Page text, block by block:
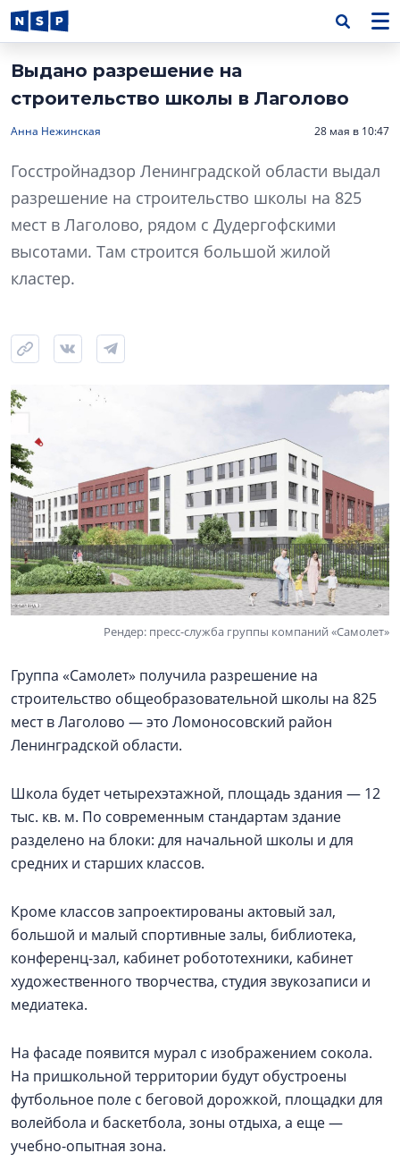
Выдано разрешение на
строительство школы в Лаголово
Анна Нежинская 28 мая в 10:47
Госстройнадзор Ленинградской области выдал
разрешение на строительство школы на 825
мест в Лаголово, рядом с Дудергофскими
высотами. Там строится большой жилой
кластер.
Рендер: пресс-служба группы компаний «Самолет»
Группа «Самолет» получила разрешение на
строительство общеобразовательной школы на 825
мест в Лаголово — это Ломоносовский район
Ленинградской области.
Школа будет четырехэтажной, площадь здания — 12
тыс. кв. м. По современным стандартам здание
разделено на блоки: для начальной школы и для
средних и старших классов.
Кроме классов запроектированы актовый зал,
большой и малый спортивные залы, библиотека,
конференц-зал, кабинет робототехники, кабинет
художественного творчества, студия звукозаписи и
медиатека.
На фасаде появится мурал с изображением сокола.
На пришкольной территории будут обустроены
футбольное поле с беговой дорожкой, площадки для
волейбола и баскетбола, зоны отдыха, а еще —
учебно-опытная зона.